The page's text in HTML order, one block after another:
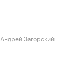
Андрей Загорский